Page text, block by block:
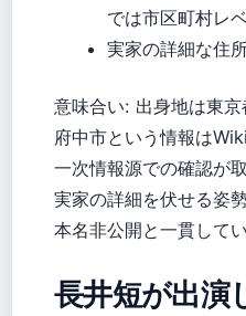
では市区町村レ
実家の詳細な住
意味合い: 出身地は東京
府中市という情報は
一次情報源での確認が
実家の詳細を伏せる姿勢
本名非公開と一貫してい
長井短が出演